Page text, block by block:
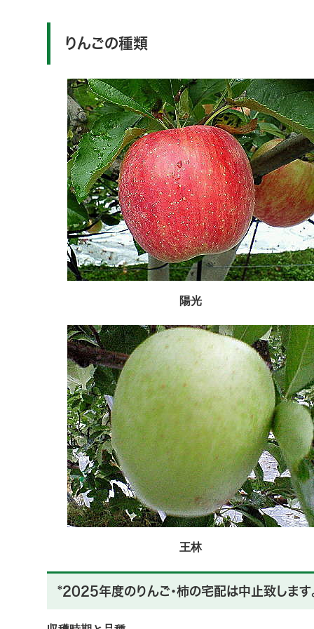
りんごの種類
陽光
王林
*2025年度のりんご・柿の宅配は中止致します